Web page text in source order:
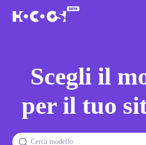
Scegli il
per il tuo